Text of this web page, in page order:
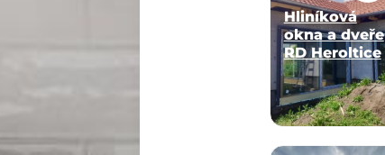
Hliníková
okna a dveře
RD Heroltice